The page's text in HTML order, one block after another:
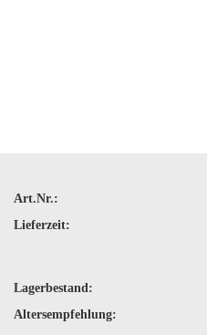
Art.Nr.:
Lieferzeit:
Lagerbestand:
Altersempfehlung: